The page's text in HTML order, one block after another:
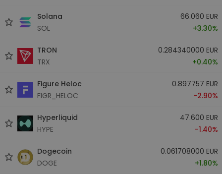
Solana
SOL
66.060 EUR
+3.30%
TRON
TRX
0.284340000 EUR
+0.40%
Figure Heloc
FIGR_HELOC
0.897757 EUR
-2.90%
Hyperliquid
HYPE
47.600 EUR
-1.40%
Dogecoin
DOGE
0.061708000 EUR
+1.80%